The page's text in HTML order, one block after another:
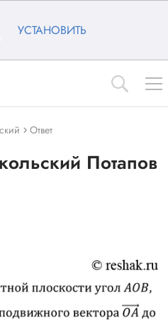
УСТАНОВИТЬ
Ответ
Потапов